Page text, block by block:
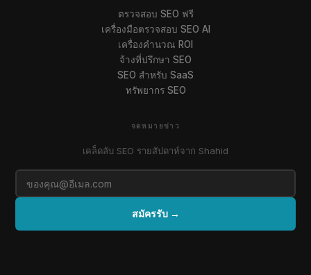
ตรวจสอบ SEO ฟรี
เครื่องมือตรวจสอบ SEO AI
เครื่องคำนวณ ROI
จ้างที่ปรึกษา SEO
SEO สำหรับ SaaS
ทรัพยากร SEO
จดหมายข่าว
เคล็ดลับ SEO รายสัปดาห์จาก Shahid
สมัครรับ →